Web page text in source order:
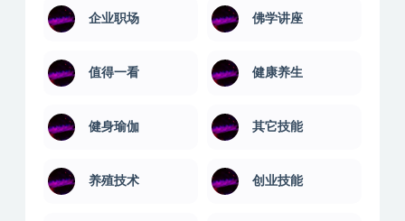
企业职场 佛学讲座
值得一看 健康养生
健身瑜伽 其它技能
养殖技术 创业技能